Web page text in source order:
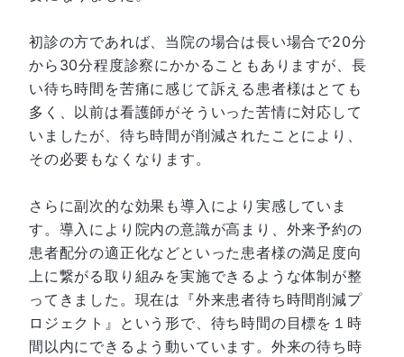
初診の方であれば、当院の場合は長い場合で20分
から30分程度診察にかかることもありますが、長
い待ち時間を苦痛に感じて訴える患者様はとても
多く、以前は看護師がそういった苦情に対応して
いましたが、待ち時間が削減されたことにより、
その必要もなくなります。
さらに副次的な効果も導入により実感していま
す。導入により院内の意識が高まり、外来予約の
患者配分の適正化などといった患者様の満足度向
上に繋がる取り組みを実施できるような体制が整
ってきました。現在は『外来患者待ち時間削減プ
ロジェクト』という形で、待ち時間の目標を１時
間以内にできるよう動いています。外来の待ち時